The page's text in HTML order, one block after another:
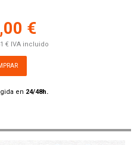
€
€ IVA incluido
en 24/48h.